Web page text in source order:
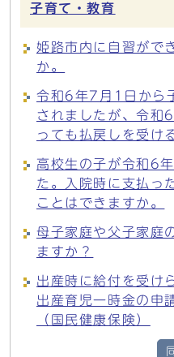
子育て・教育
姫路市内に自習がで
か。
令和6年7月1日から
されましたが、令和
っても払戻しを受け
高校生の子が令和6
た。入院時に支払っ
ことはできますか。
母子家庭や父子家庭
ますか？
出産時に給付を受け
出産育児一時金の申
（国民健康保険）